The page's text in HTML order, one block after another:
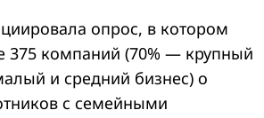
опрос, в котором
375 компаний (70% — крупный
и средний бизнес) о
с семейными